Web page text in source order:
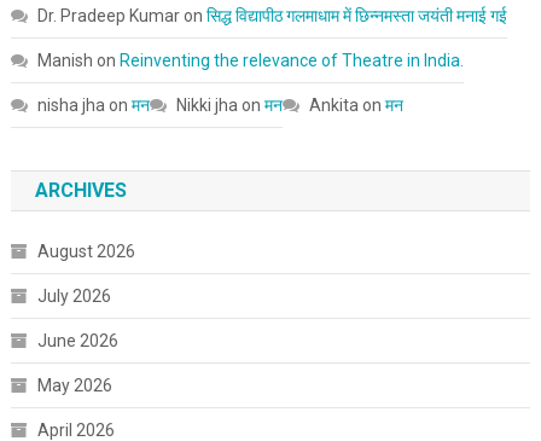
Dr. Pradeep Kumaron सिद्ध विद्यापीठ गलमाधाम में छिन्नमस्ता जयंती मनाई गई
Manish on Reinventing the relevance of Theatre in India.
nisha jha on मन Nikki jha on मन Ankita on मन
ARCHIVES
August 2026
July 2026
June 2026
May 2026
April 2026